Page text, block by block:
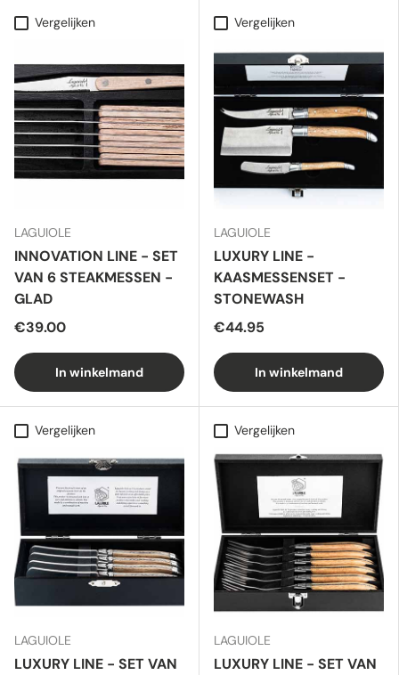
Vergelijken
LAGUIOLE
INNOVATION LINE - SET
VAN 6 STEAKMESSEN -
GLAD
€39.00
In winkelmand
Vergelijken
LAGUIOLE
LUXURY LINE -
KAASMESSENSET -
STONEWASH
€44.95
In winkelmand
Vergelijken
LAGUIOLE
LUXURY LINE - SET VAN
Vergelijken
LAGUIOLE
LUXURY LINE - SET VAN